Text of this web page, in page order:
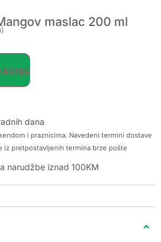
maslac 200 ml
korpu
dana
i praznicima. Navedeni termini dostave
iz pretpostavljenih termina brze pošte
narudžbe iznad 100KM